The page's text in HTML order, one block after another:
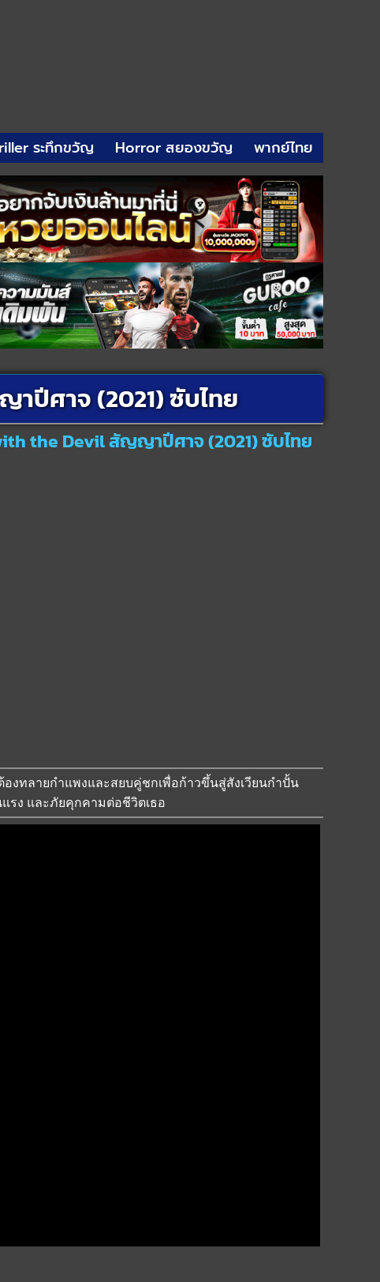
ระทึกขวัญ Horror สยองขวัญ พากย์ไทย
ปีศาจ (2021) ซับไทย
the Devil สัญญาปีศาจ (2021) ซับไทย
องทลายกำแพงและสยบคู่ชกเพื่อก้าวขึ้นสู่สังเวียนกำปั้น
รง และภัยคุกคามต่อชีวิตเธอ